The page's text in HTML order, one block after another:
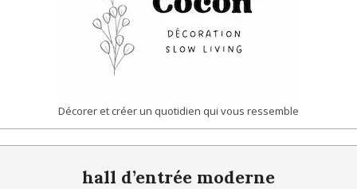
COCON
|
DÉCORATION
Décorer et créer un quotidien qui vous ressemble
hall d’entrée moderne